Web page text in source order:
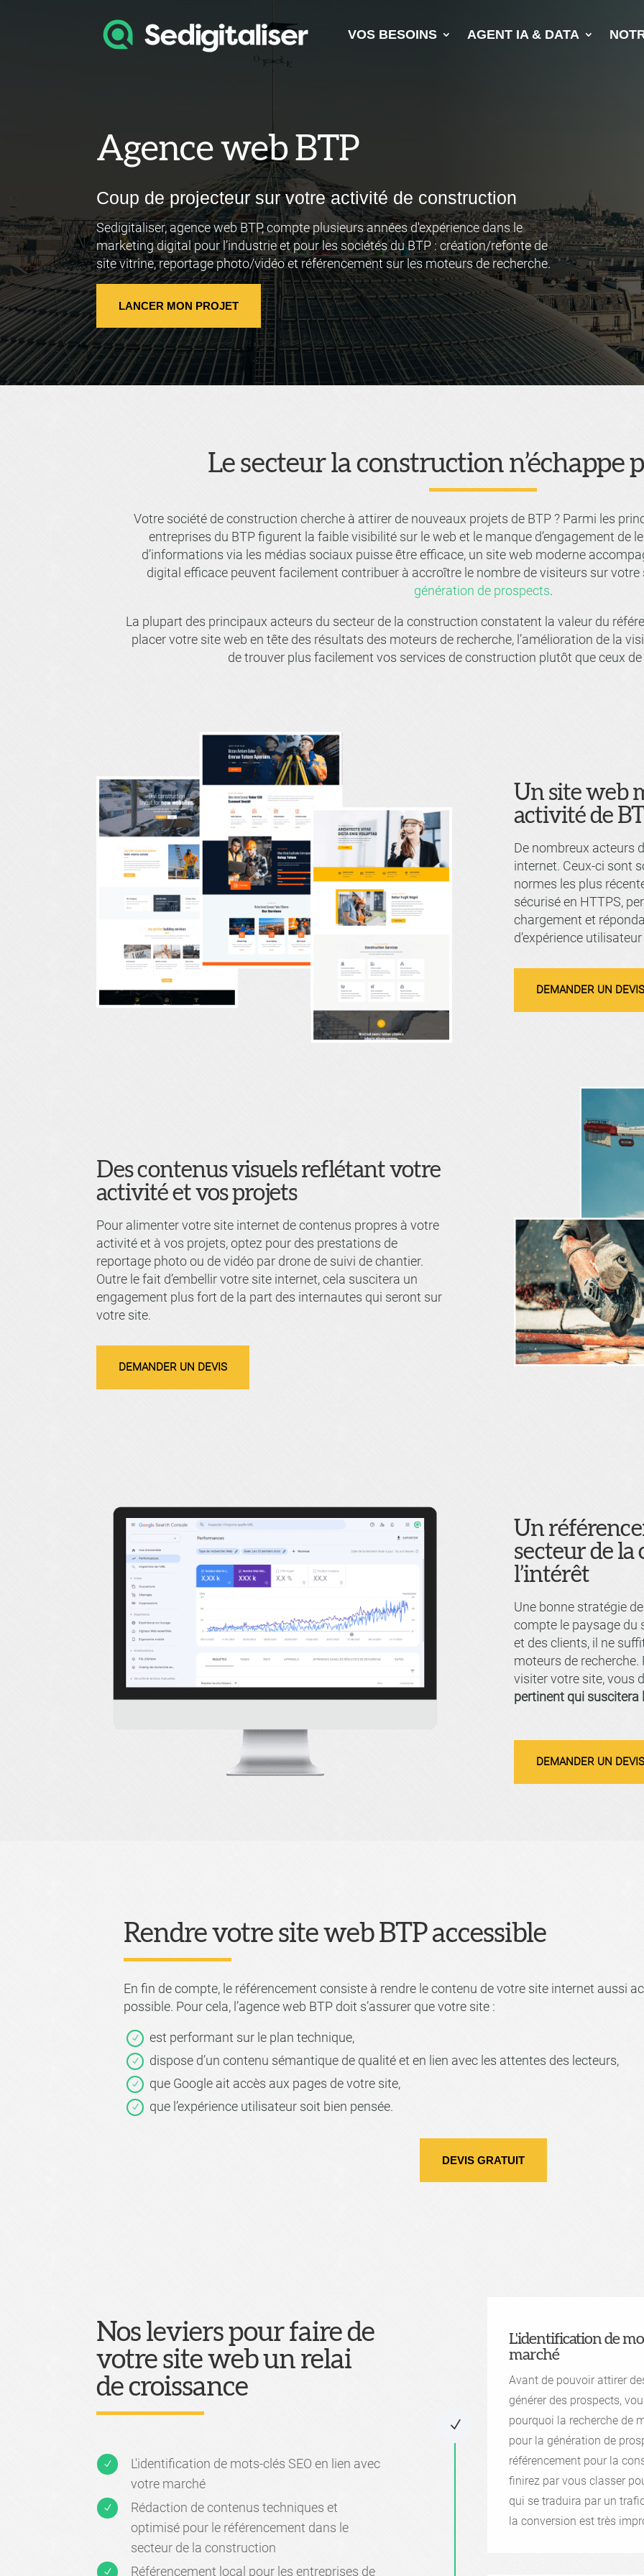
VOS BESOINS AGENT IA & DATA
Agence web BTP
Coup de projecteur sur votre activité de construction
Sedigitaliser, agence web BTP, compte plusieurs années d'expérience dans le
marketing digital pour l’industrie et pour les sociétés du BTP : création/refonte de
site vitrine, reportage photo/vidéo et référencement sur les moteurs de recherche.
LANCER MON PROJET
Le secteur la construction n’échappe
Votre société de construction cherche à attirer de nouveaux projets de BTP ? Parmi les
entreprises du BTP figurent la faible visibilité sur le web et le manque d’engagement de
d’informations via les médias sociaux puisse être efficace, un site web moderne
digital efficace peuvent facilement contribuer à accroître le nombre de visiteurs sur
génération de prospects.
La plupart des principaux acteurs du secteur de la construction constatent la valeur du
placer votre site web en tête des résultats des moteurs de recherche, l’amélioration de la
de trouver plus facilement vos services de construction plutôt que ceux
Un site web
activité de
De nombreux acteurs
internet. Ceux-ci sont
normes les plus
sécurisé en HTTPS,
chargement et
d’expérience
DEMANDER UN DEVIS
Des contenus visuels reflétant votre
activité et vos projets
Pour alimenter votre site internet de contenus propres à votre
activité et à vos projets, optez pour des prestations de
reportage photo ou de vidéo par drone de suivi de chantier.
Outre le fait d’embellir votre site internet, cela suscitera un
engagement plus fort de la part des internautes qui seront sur
votre site.
DEMANDER UN DEVIS
Un
secteur de
l’intérêt
Une bonne stratégie
compte le paysage du
et des clients, il ne
moteurs de
visiter votre site, vous
pertinent qui suscitera
DEMANDER UN DEVIS
Rendre votre site web BTP accessible
En fin de compte, le référencement consiste à rendre le contenu de votre site internet aussi
possible. Pour cela, l’agence web BTP doit s’assurer que votre site :
est performant sur le plan technique,
dispose d’un contenu sémantique de qualité et en lien avec les attentes des lecteurs,
que Google ait accès aux pages de votre site,
que l’expérience utilisateur soit bien pensée.
DEVIS GRATUIT
Nos leviers pour faire de
votre site web un relai
de croissance
N
L'identification de mots-clés SEO en lien avec
votre marché
N
Rédaction de contenus techniques et
optimisé pour le référencement dans le
secteur de la construction
N Référencement local pour les entreprises de
N
L'identification de
marché
Avant de pouvoir attirer
générer des prospects,
pourquoi la recherche de
pour la génération de
référencement pour la
finirez par vous classer
qui se traduira par un
la conversion est très